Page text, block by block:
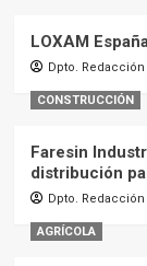
LOXAM
Dpto. Redacción
CONSTRUCCIÓN
Faresin
distribución
Dpto. Redacción
AGRÍCOLA